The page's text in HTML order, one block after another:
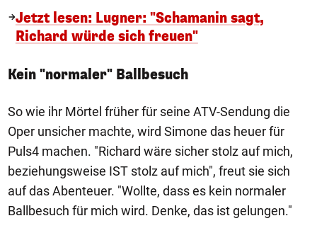
Jetzt lesen: Lugner: "Schamanin sagt,
Richard würde sich freuen"
Kein "normaler" Ballbesuch
So wie ihr Mörtel früher für seine ATV-Sendung die
Oper unsicher machte, wird Simone das heuer für
Puls4 machen. "Richard wäre sicher stolz auf mich,
beziehungsweise IST stolz auf mich", freut sie sich
auf das Abenteuer. "Wollte, dass es kein normaler
Ballbesuch für mich wird. Denke, das ist gelungen."